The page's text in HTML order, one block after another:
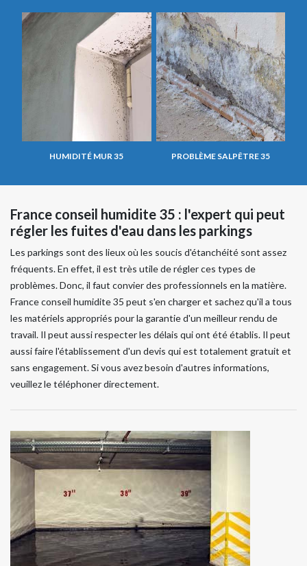
HUMIDITÉ MUR 35 PROBLÈME SALPÊTRE 35
France conseil humidite 35 : l'expert qui peut
régler les fuites d'eau dans les parkings
Les parkings sont des lieux où les soucis d'étanchéité sont assez
fréquents. En effet, il est très utile de régler ces types de
problèmes. Donc, il faut convier des professionnels en la matière.
France conseil humidite 35 peut s'en charger et sachez qu'il a tous
les matériels appropriés pour la garantie d'un meilleur rendu de
travail. Il peut aussi respecter les délais qui ont été établis. Il peut
aussi faire l'établissement d'un devis qui est totalement gratuit et
sans engagement. Si vous avez besoin d'autres informations,
veuillez le téléphoner directement.